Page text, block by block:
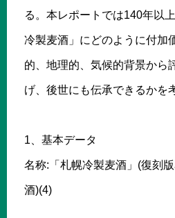
る。本レポートでは140年以
冷製麦酒」にどのように付加
的、地理的、気候的背景から
げ、後世にも伝承できるかを
1、基本データ
名称:「札幌冷製麦酒」(復刻
酒)(4)